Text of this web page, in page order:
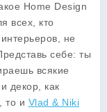
Home Design
всех, кто
не
себе: ты
всякие
декор, как
то и Vlad & Niki